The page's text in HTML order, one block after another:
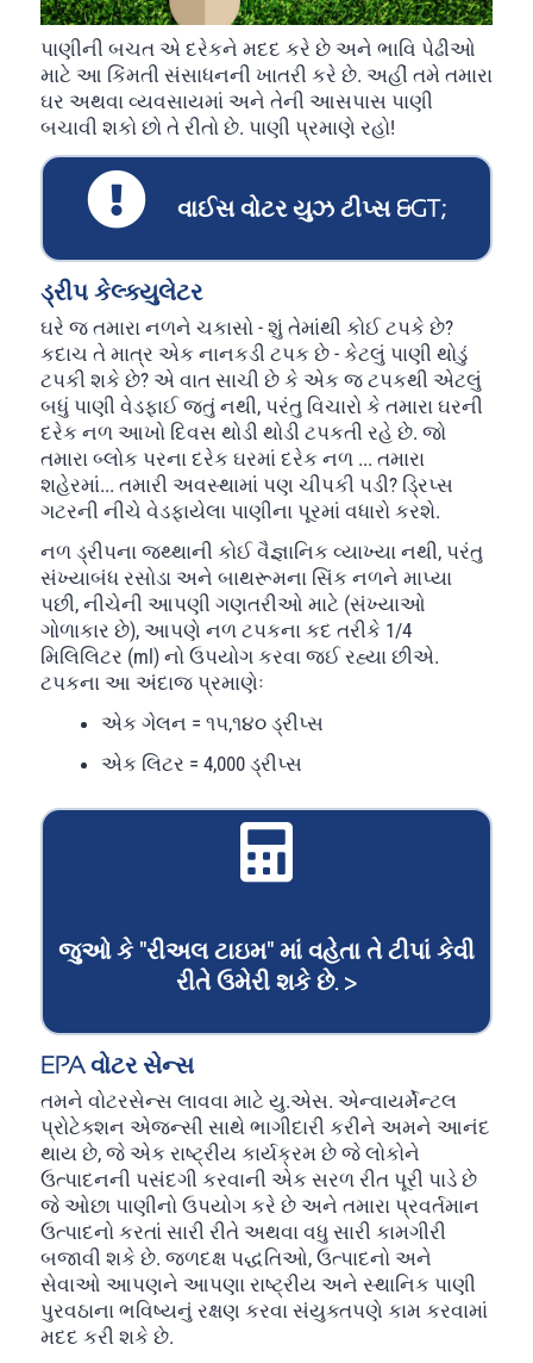
પાણીની બચત એ દરેકને મદદ કરે છે અને ભાવિ પેઢીઓ
માટે આ કિંમતી સંસાધનની ખાતરી કરે છે. અહીં તમે તમારા
ઘર અથવા વ્યવસાયમાં અને તેની આસપાસ પાણી
બચાવી શકો છો તે રીતો છે. પાણી પ્રમાણે રહો!
વાઈસ વોટર યુઝ ટીપ્સ &GT;
ડ્રીપ કેલ્ક્યુલેટર
ઘરે જ તમારા નળને ચકાસો - શું તેમાંથી કોઈ ટપકે છે?
કદાચ તે માત્ર એક નાનકડી ટપક છે - કેટલું પાણી થોડું
ટપકી શકે છે? એ વાત સાચી છે કે એક જ ટપકથી એટલું
બધું પાણી વેડફાઈ જતું નથી, પરંતુ વિચારો કે તમારા ઘરની
દરેક નળ આખો દિવસ થોડી થોડી ટપકતી રહે છે. જો
તમારા બ્લોક પરના દરેક ઘરમાં દરેક નળ ... તમારા
શહેરમાં... તમારી અવસ્થામાં પણ ચીપકી પડી? ડ્રિપ્સ
ગટરની નીચે વેડફાયેલા પાણીના પૂરમાં વધારો કરશે.
નળ ડ્રીપના જથ્થાની કોઈ વૈજ્ઞાનિક વ્યાખ્યા નથી, પરંતુ
સંખ્યાબંધ રસોડા અને બાથરૂમના સિંક નળને માપ્યા
પછી, નીચેની આપણી ગણતરીઓ માટે (સંખ્યાઓ
ગોળાકાર છે), આપણે નળ ટપકના કદ તરીકે 1/4
મિલિલિટર (ml) નો ઉપયોગ કરવા જઈ રહ્યા છીએ.
ટપકના આ અંદાજ પ્રમાણેઃ
એક ગેલન = ૧૫,૧૪૦ ડ્રીપ્સ
એક લિટર = 4,000 ડ્રીપ્સ
જુઓ કે "રીઅલ ટાઇમ" માં વહેતા તે ટીપાં કેવી
રીતે ઉમેરી શકે છે. >
EPA વોટર સેન્સ
તમને વોટરસેન્સ લાવવા માટે યુ.એસ. એન્વાયર્મેન્ટલ
પ્રોટેક્શન એજન્સી સાથે ભાગીદારી કરીને અમને આનંદ
થાય છે, જે એક રાષ્ટ્રીય કાર્યક્રમ છે જે લોકોને
ઉત્પાદનની પસંદગી કરવાની એક સરળ રીત પૂરી પાડે છે
જે ઓછા પાણીનો ઉપયોગ કરે છે અને તમારા પ્રવર્તમાન
ઉત્પાદનો કરતાં સારી રીતે અથવા વધુ સારી કામગીરી
બજાવી શકે છે. જળદક્ષ પદ્ધતિઓ, ઉત્પાદનો અને
સેવાઓ આપણને આપણા રાષ્ટ્રીય અને સ્થાનિક પાણી
પુરવઠાના ભવિષ્યનું રક્ષણ કરવા સંયુક્તપણે કામ કરવામાં
મદદ કરી શકે છે.